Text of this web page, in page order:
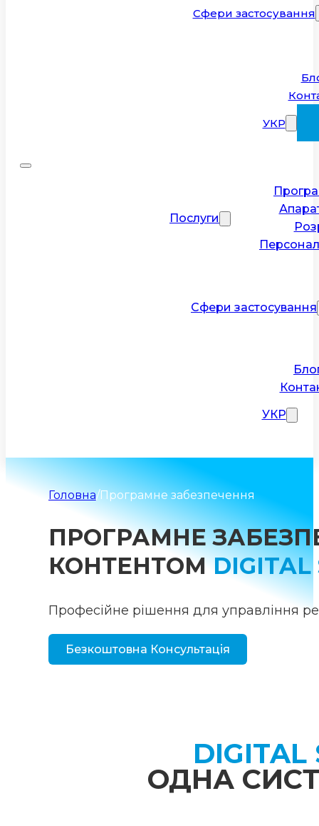
Сфери застосування
УКР
Послуги
Сфери застосування
УКР
Головна/Програмне забезпечення
ПРОГРАМНЕ
КОНТЕНТОМDIGITAL
Професійне рішення для управління
Безкоштовна Консультація
DIGITAL
ОДНА